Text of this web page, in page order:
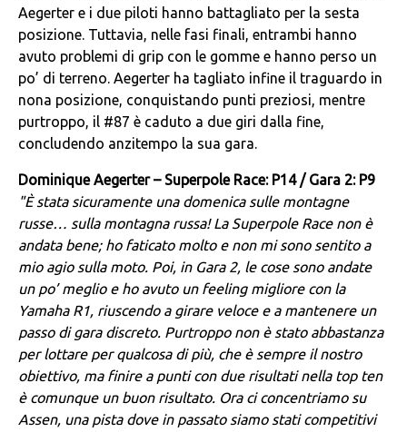
Aegerter e i due piloti hanno battagliato per la sesta
posizione. Tuttavia, nelle fasi finali, entrambi hanno
avuto problemi di grip con le gomme e hanno perso un
po’ di terreno. Aegerter ha tagliato infine il traguardo in
nona posizione, conquistando punti preziosi, mentre
purtroppo, il #87 è caduto a due giri dalla fine,
concludendo anzitempo la sua gara.
Dominique Aegerter – Superpole Race: P14 / Gara 2: P9
"È stata sicuramente una domenica sulle montagne
russe… sulla montagna russa! La Superpole Race non è
andata bene; ho faticato molto e non mi sono sentito a
mio agio sulla moto. Poi, in Gara 2, le cose sono andate
un po’ meglio e ho avuto un feeling migliore con la
Yamaha R1, riuscendo a girare veloce e a mantenere un
passo di gara discreto. Purtroppo non è stato abbastanza
per lottare per qualcosa di più, che è sempre il nostro
obiettivo, ma finire a punti con due risultati nella top ten
è comunque un buon risultato. Ora ci concentriamo su
Assen, una pista dove in passato siamo stati competitivi